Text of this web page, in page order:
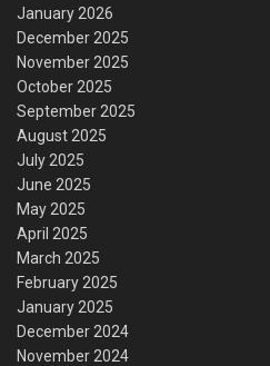
January 2026
December 2025
November 2025
October 2025
September 2025
August 2025
July 2025
June 2025
May 2025
April 2025
March 2025
February 2025
January 2025
December 2024
November 2024